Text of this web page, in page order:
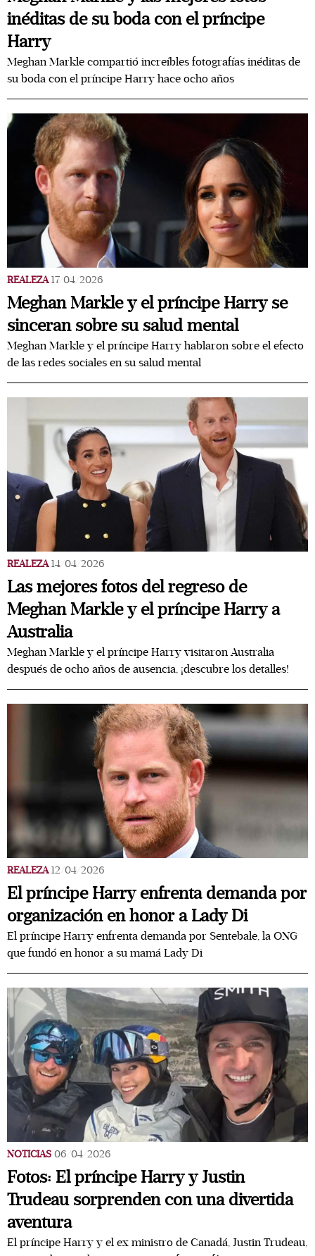
inéditas de su boda con el príncipe
Harry
Meghan Markle compartió increíbles fotografías inéditas de
su boda con el príncipe Harry hace ocho años
REALEZA 17/04/2026
Meghan Markle y el príncipe Harry se
sinceran sobre su salud mental
Meghan Markle y el príncipe Harry hablaron sobre el efecto
de las redes sociales en su salud mental
REALEZA 14/04/2026
Las mejores fotos del regreso de
Meghan Markle y el príncipe Harry a
Australia
Meghan Markle y el príncipe Harry visitaron Australia
después de ocho años de ausencia, ¡descubre los detalles!
REALEZA 12/04/2026
El príncipe Harry enfrenta demanda por
organización en honor a Lady Di
El príncipe Harry enfrenta demanda por Sentebale, la ONG
que fundó en honor a su mamá Lady Di
NOTICIAS 06/04/2026
Fotos: El príncipe Harry y Justin
Trudeau sorprenden con una divertida
aventura
El príncipe Harry y el ex ministro de Canadá, Justin Trudeau,